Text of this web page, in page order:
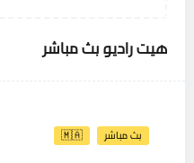
هيت راديو بث مباشر
بث مباشر 🇲🇦